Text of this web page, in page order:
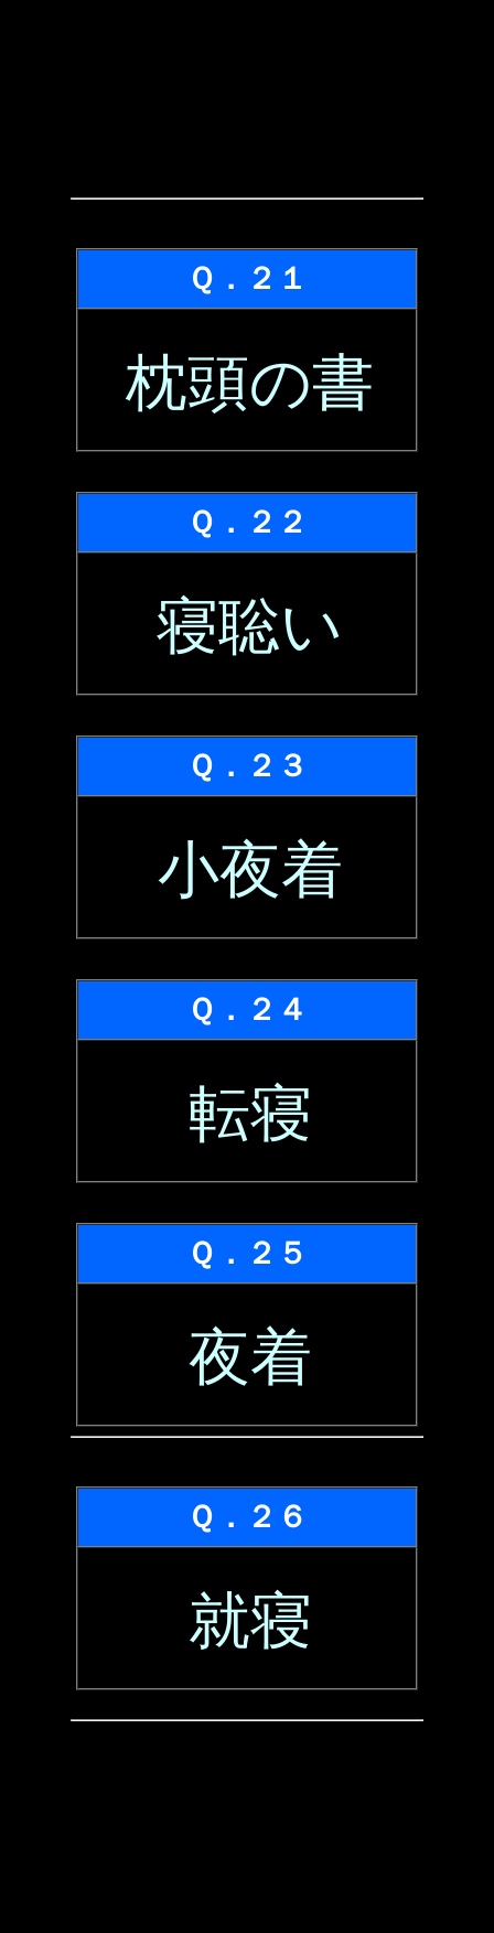
Ｑ．２１
枕頭の書
Ｑ．２２
寝聡い
Ｑ．２３
小夜着
Ｑ．２４
転寝
Ｑ．２５
夜着
Ｑ．２６
就寝